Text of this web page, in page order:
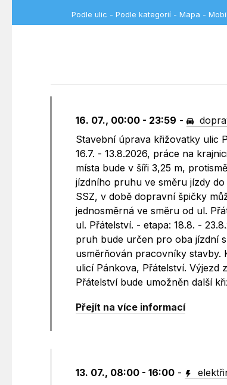
Podle ulic - Podle kategorií - Mapa -
16. 07., 00:00 - 23:59 -
Stavební úprava křižovatky ulic
16.7. - 13.8.2026, práce na
místa bude v šíři 3,25 m,
jízdního pruhu ve směru jízdy
SSZ, v době dopravní špičky
jednosměrná ve směru od ul.
ul. Přátelství. - etapa: 18.8. -
pruh bude určen pro oba jízdní
usměrňován pracovníky stavby.
ulicí Pánkova, Přátelství. Výjezd
Přátelství bude umožněn další
Přejít na více informací
13. 07., 08:00 - 16:00 -